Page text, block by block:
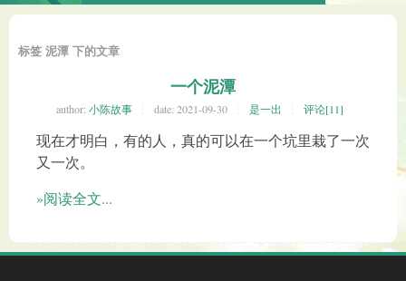
标签 泥潭 下的文章
一个泥潭
author: 小陈故事 date: 2021-09-30 是一出 评论[11]
现在才明白，有的人，真的可以在一个坑里栽了一次
又一次。
»阅读全文...